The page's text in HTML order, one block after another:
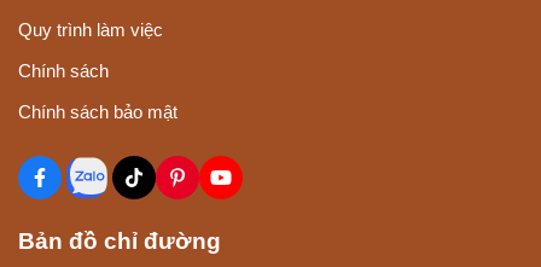
Quy trình làm việc
Chính sách
Chính sách bảo mật
Bản đồ chỉ đường